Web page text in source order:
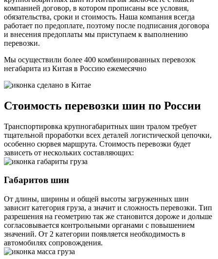
компанией договор, в котором прописаны все условия,
обязательства, сроки и стоимость. Наша компания всегда
работает по предоплате, поэтому после подписания договора
и внесения предоплаты мы приступаем к выполнению
перевозки.
Мы осуществили более 400 комбинированных перевозок
негабарита из Китая в Россию ежемесячно
Стоимость перевозки шин по России
Транспортировка крупногабаритных шин тралом требует
тщательной проработки всех деталей логистической цепочки,
особенно сюрвея маршрута. Стоимость перевозки будет
зависеть от нескольких составляющих:
Габаритов шин
От длины, ширины и общей высоты загруженных шин
зависит категория груза, а значит и сложность перевозки. Тип
разрешения на геометрию так же становится дороже и дольше
согласовывается контрольными органами с повышением
значений. От 2 категории появляется необходимость в
автомобилях сопровождения.